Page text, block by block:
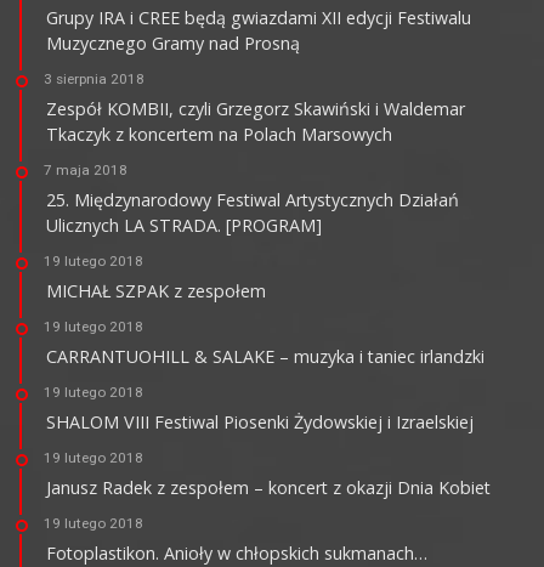
Grupy IRA i CREE będą gwiazdami XII edycji Festiwalu
Muzycznego Gramy nad Prosną
3 sierpnia 2018
Zespół KOMBII, czyli Grzegorz Skawiński i Waldemar
Tkaczyk z koncertem na Polach Marsowych
7 maja 2018
25. Międzynarodowy Festiwal Artystycznych Działań
Ulicznych LA STRADA. [PROGRAM]
19 lutego 2018
MICHAŁ SZPAK z zespołem
19 lutego 2018
CARRANTUOHILL & SALAKE – muzyka i taniec irlandzki
19 lutego 2018
SHALOM VIII Festiwal Piosenki Żydowskiej i Izraelskiej
19 lutego 2018
Janusz Radek z zespołem – koncert z okazji Dnia Kobiet
19 lutego 2018
Fotoplastikon. Anioły w chłopskich sukmanach…